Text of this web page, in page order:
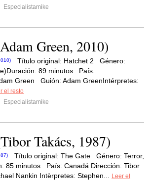
Especialistamike
Green, 2010)
Título original: Hatchet 2 Género:
89 minutos País:
Green Guión: Adam GreenIntérpretes:
el resto
Especialistamike
Takács, 1987)
Título original: The Gate Género: Terror,
85 minutos País: Canadá Dirección: Tibor
Nankin Intèrpretes: Stephen...
Leer el